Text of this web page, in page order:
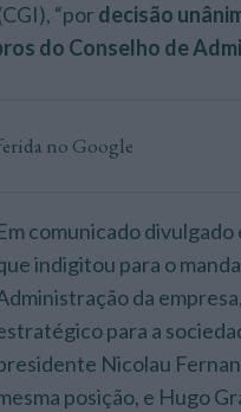
“pordecisão
do Conselho de
no Google
comunicado
indigitou para o
da
para a
Nicolau
posição, e Hugo